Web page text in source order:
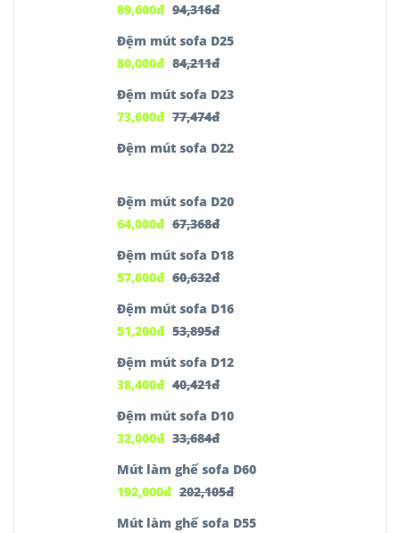
89,600đ 94,316đ
Đệm mút sofa D25
80,000đ 84,211đ
Đệm mút sofa D23
73,600đ 77,474đ
Đệm mút sofa D22
Đệm mút sofa D20
64,000đ 67,368đ
Đệm mút sofa D18
57,600đ 60,632đ
Đệm mút sofa D16
51,200đ 53,895đ
Đệm mút sofa D12
38,400đ 40,421đ
Đệm mút sofa D10
32,000đ 33,684đ
Mút làm ghế sofa D60
192,000đ 202,105đ
Mút làm ghế sofa D55